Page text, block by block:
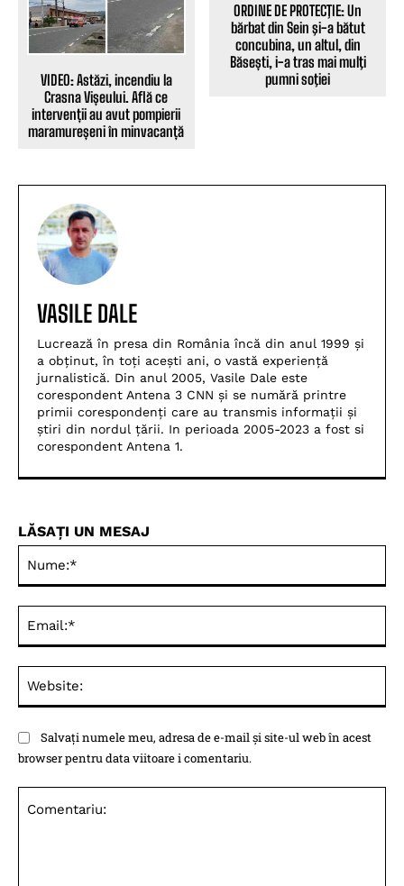
VIDEO: Astăzi, incendiu la
Crasna Vișeului. Află ce
intervenții au avut pompierii
maramureșeni în minvacanță
ORDINE DE PROTECŢIE: Un
bărbat din Sein şi-a bătut
concubina, un altul, din
Băsești, i-a tras mai mulţi
pumni soţiei
VASILE DALE
Lucrează în presa din România încă din anul 1999 și
a obținut, în toți acești ani, o vastă experiență
jurnalistică. Din anul 2005, Vasile Dale este
corespondent Antena 3 CNN și se numără printre
primii corespondenți care au transmis informații și
știri din nordul țării. In perioada 2005-2023 a fost si
corespondent Antena 1.
LĂSAȚI UN MESAJ
Salvați numele meu, adresa de e-mail și site-ul web în acest
browser pentru data viitoare i comentariu.